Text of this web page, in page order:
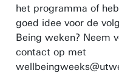
het programma of
goed idee voor de
Being weken? Neem
contact op met